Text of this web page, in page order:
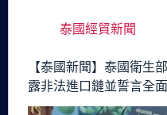
泰國經貿新聞
【泰國新聞】泰國衛生
露非法進口鏈並誓言全